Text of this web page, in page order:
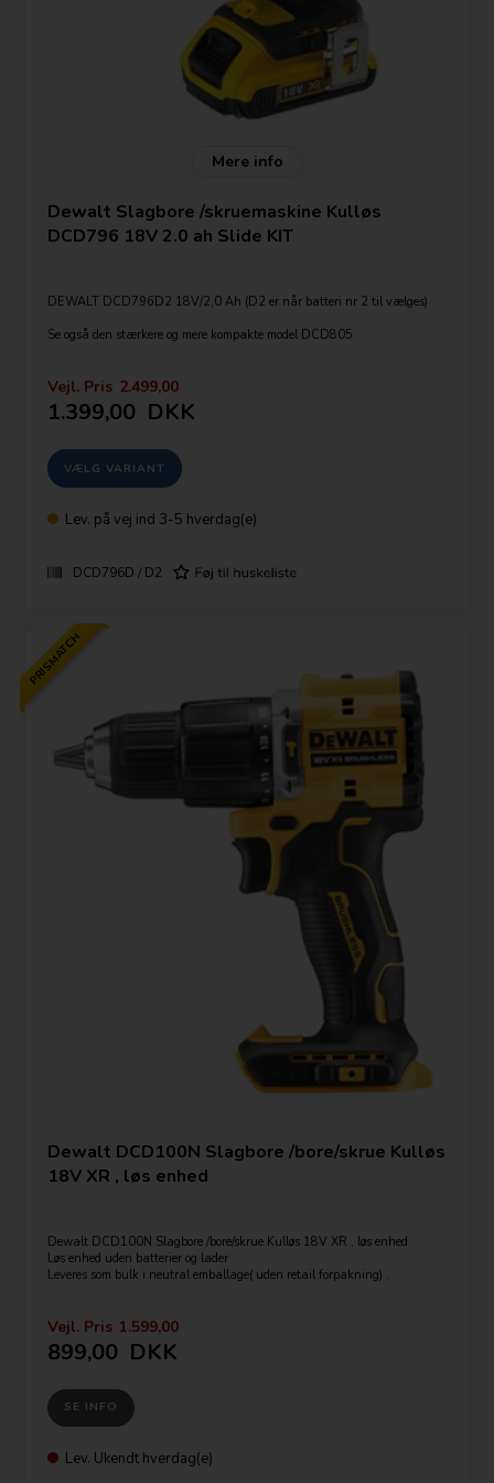
Mere info
Dewalt Slagbore /skruemaskine Kulløs
DCD796 18V 2.0 ah Slide KIT
DEWALT DCD796D2 18V/2,0 Ah (D2 er når batteri nr 2 til vælges)
Se også den stærkere og mere kompakte model DCD805
1-2 Batterier Dewalt DCB183 2,0Ah LI-ION(Antal vælges vælges
under bestilling)
Lader 230v DCB112
Pris angivet er med 1 stk batteri. Tryk på køb for at se
tilvalgsmulighederne.
18V XR Li-Ion slagboremaskine
Kulløs motorteknologi sikrer perfekt effektivitet
Vejl. Pris 2.499,00
1.399,00 DKK
Lev. på vej ind 3-5 hverdag(e)
DCD796D / D2
PRISMATCH
Dewalt DCD100N Slagbore /bore/skrue Kulløs
18V XR , løs enhed
Dewalt DCD100N Slagbore /bore/skrue Kulløs 18V XR , løs enhed
Løs enhed uden batterier og lader
Leveres som bulk i neutral emballage( uden retail forpakning) .
- 18V XR Li-Ion slagboremaskine
- Kulløs motorteknologi sikrer perfekt effektivitet
- To-gears helmetal-transmission øger køretiden og forlænger maskinens
levetid
- Bore- og slagborefunktion til mange opgavetyper
i en lang række materialer
Vejl. Pris 1.599,00
899,00 DKK
SE INFO
Lev. Ukendt hverdag(e)